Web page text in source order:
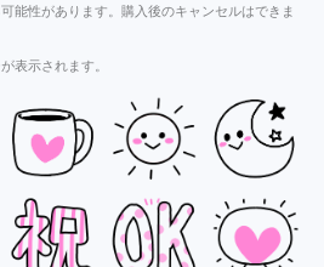
能性があります。購入後のキャンセルはできま
表示されます。